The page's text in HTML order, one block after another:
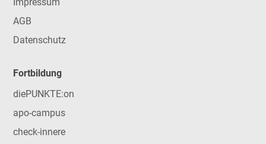
Impressum
AGB
Datenschutz
Fortbildung
diePUNKTE:on
apo-campus
check-innere